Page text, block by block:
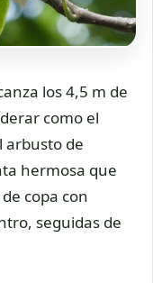
los 4,5 m de
como el
arbusto de
hermosa que
copa con
seguidas de